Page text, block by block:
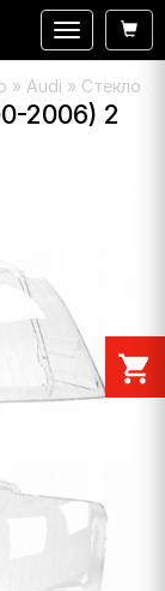
» Audi » Стекло
2006) 2
Навигация
shopping_cart